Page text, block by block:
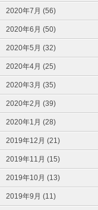
2020年7月 (56)
2020年6月 (50)
2020年5月 (32)
2020年4月 (25)
2020年3月 (35)
2020年2月 (39)
2020年1月 (28)
2019年12月 (21)
2019年11月 (15)
2019年10月 (13)
2019年9月 (11)